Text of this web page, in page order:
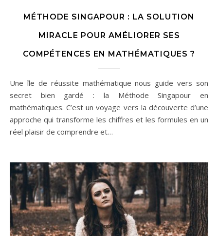
MÉTHODE SINGAPOUR : LA SOLUTION
MIRACLE POUR AMÉLIORER SES
COMPÉTENCES EN MATHÉMATIQUES ?
Une île de réussite mathématique nous guide vers son
secret bien gardé : la Méthode Singapour en
mathématiques. C’est un voyage vers la découverte d’une
approche qui transforme les chiffres et les formules en un
réel plaisir de comprendre et…